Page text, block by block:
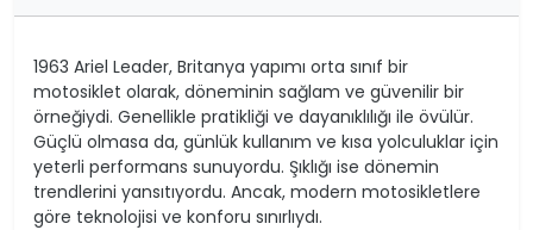
1963 Ariel Leader, Britanya yapımı orta sınıf bir
motosiklet olarak, döneminin sağlam ve güvenilir bir
örneğiydi. Genellikle pratikliği ve dayanıklılığı ile övülür.
Güçlü olmasa da, günlük kullanım ve kısa yolculuklar için
yeterli performans sunuyordu. Şıklığı ise dönemin
trendlerini yansıtıyordu. Ancak, modern motosikletlere
göre teknolojisi ve konforu sınırlıydı.